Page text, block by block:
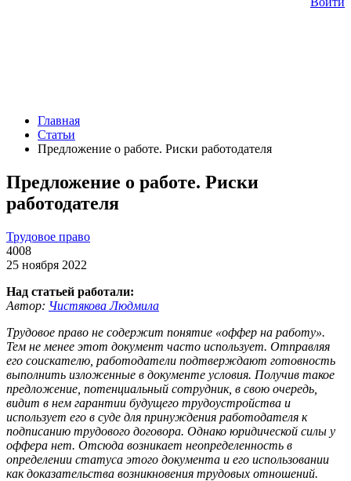
Главная
Статьи
Предложение о работе. Риски работодателя
Предложение о работе. Риски
работодателя
Трудовое право
4008
25 ноября 2022
Над статьей работали:
Автор: Чистякова Людмила
Трудовое право не содержит понятие «оффер на работу».
Тем не менее этот документ часто использует. Отправляя
его соискателю, работодатели подтверждают готовность
выполнить изложенные в документе условия. Получив такое
предложение, потенциальный сотрудник, в свою очередь,
видит в нем гарантии будущего трудоустройства и
использует его в суде для принуждения работодателя к
подписанию трудового договора. Однако юридической силы у
оффера нет. Отсюда возникает неопределенность в
определении статуса этого документа и его использовании
как доказательства возникновения трудовых отношений.